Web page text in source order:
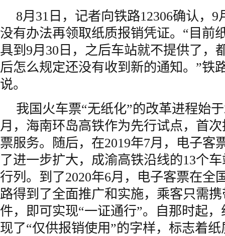
8月31日，记者向铁路12306确认，9
没有办法再领取纸质报销凭证。“目前
具到9月30日，之后车站就不提供了，
后怎么规定还没有收到新的通知。”铁
说。
我国火车票“无纸化”的改革进程始
月，海南环岛高铁作为先行试点，首
票服务。随后，在2019年7月，电子客
了进一步扩大，成渝高铁沿线的13个
行列。到了2020年6月，电子客票在全
路得到了全面推广和实施，乘客只需
件，即可实现“一证通行”。自那时起
现了“仅供报销使用”的字样，标志着